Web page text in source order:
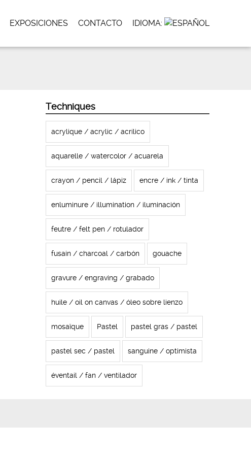
EXPOSICIONES CONTACTO IDIOMA:
Techniques
acrylique / acrylic / acrílico
aquarelle / watercolor / acuarela
crayon / pencil / lápiz encre / ink / tinta
enluminure / illumination / iluminación
feutre / felt pen / rotulador
fusain / charcoal / carbón gouache
gravure / engraving / grabado
huile / oil on canvas / óleo sobre lienzo
mosaïque Pastel pastel gras / pastel
pastel sec / pastel sanguine / optimista
éventail / fan / ventilador